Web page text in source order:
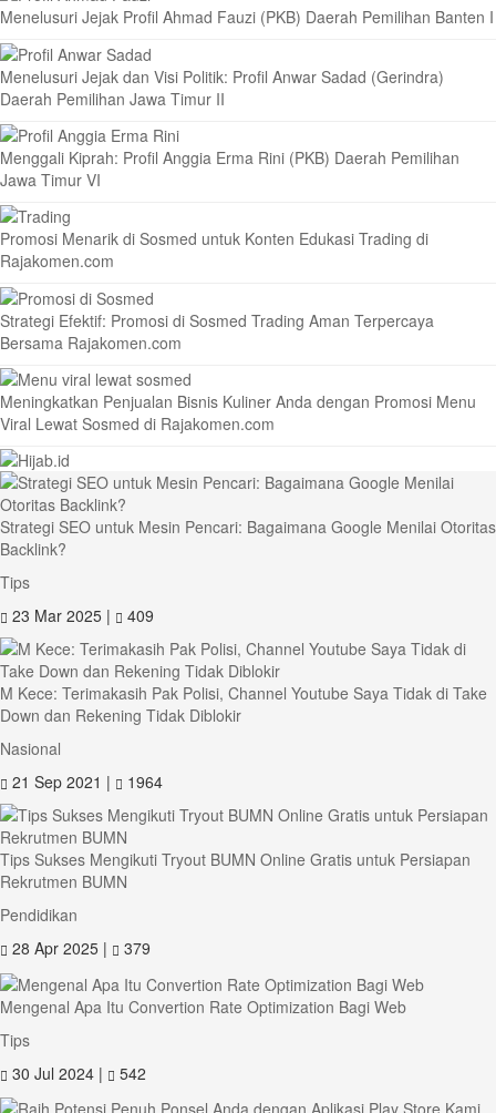
Menelusuri Jejak Profil Ahmad Fauzi (PKB) Daerah Pemilihan Banten I
Menelusuri Jejak dan Visi Politik: Profil Anwar Sadad (Gerindra)
Daerah Pemilihan Jawa Timur II
Menggali Kiprah: Profil Anggia Erma Rini (PKB) Daerah Pemilihan
Jawa Timur VI
Promosi Menarik di Sosmed untuk Konten Edukasi Trading di
Rajakomen.com
Strategi Efektif: Promosi di Sosmed Trading Aman Terpercaya
Bersama Rajakomen.com
Meningkatkan Penjualan Bisnis Kuliner Anda dengan Promosi Menu
Viral Lewat Sosmed di Rajakomen.com
Strategi SEO untuk Mesin Pencari: Bagaimana Google Menilai Otoritas
Backlink?
Tips
23 Mar 2025 |
409
M Kece: Terimakasih Pak Polisi, Channel Youtube Saya Tidak di Take
Down dan Rekening Tidak Diblokir
Nasional
21 Sep 2021 |
1964
Tips Sukses Mengikuti Tryout BUMN Online Gratis untuk Persiapan
Rekrutmen BUMN
Pendidikan
28 Apr 2025 |
379
Mengenal Apa Itu Convertion Rate Optimization Bagi Web
Tips
30 Jul 2024 |
542